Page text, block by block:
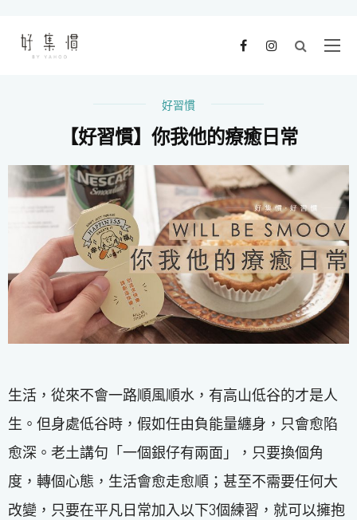
好習慣
【好習慣】你我他的療癒日常
生活，從來不會一路順風順水，有高山低谷的才是人
生。但身處低谷時，假如任由負能量纏身，只會愈陷
愈深。老土講句「一個銀仔有兩面」，只要換個角
度，轉個心態，生活會愈走愈順；甚至不需要任何大
改變，只要在平凡日常加入以下3個練習，就可以擁抱